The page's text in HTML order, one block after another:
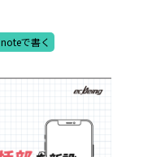
noteで書く